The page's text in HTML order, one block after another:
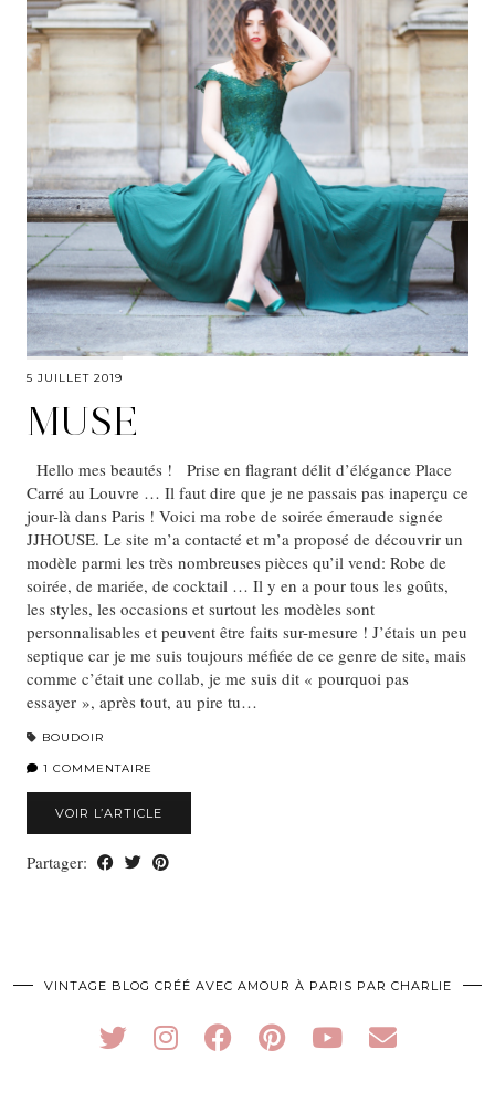
5 JUILLET 2019
MUSE
Hello mes beautés ! Prise en flagrant délit d’élégance Place
Carré au Louvre … Il faut dire que je ne passais pas inaperçu ce
jour-là dans Paris ! Voici ma robe de soirée émeraude signée
JJHOUSE. Le site m’a contacté et m’a proposé de découvrir un
modèle parmi les très nombreuses pièces qu’il vend: Robe de
soirée, de mariée, de cocktail … Il y en a pour tous les goûts,
les styles, les occasions et surtout les modèles sont
personnalisables et peuvent être faits sur-mesure ! J’étais un peu
septique car je me suis toujours méfiée de ce genre de site, mais
comme c’était une collab, je me suis dit « pourquoi pas
essayer », après tout, au pire tu…
BOUDOIR
1 COMMENTAIRE
VOIR L’ARTICLE
Partager:
VINTAGE BLOG CRÉÉ AVEC AMOUR À PARIS PAR CHARLIE